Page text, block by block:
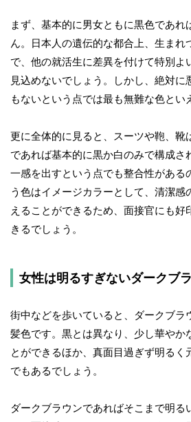
まず、基本的に男女ともに黒色であれ
ん。日本人の遺伝的な都合上、生まれ
で、他の就活生に差異を付けて特別よ
見込めないでしょう。しかし、絶対に
もないという点では最も無難な色とい
更に全体的に見ると、スーツや鞄、靴
であれば基本的に黒か白のみで構成さ
一感を出すという点でも整合性がある
う色はイメージカラーとして、清潔感
えることができるため、面接官にも好
きるでしょう。
女性は明るすぎないダークブ
街中などを歩いていると、ダークブラ
髪色です。黒とは異なり、少し華やか
とができるほか、真面目過ぎず明るく
でもあるでしょう。
ダークブラウンであればそこまで明る